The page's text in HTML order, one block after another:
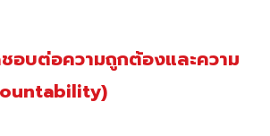
อบต่อความถูกต้องและความ